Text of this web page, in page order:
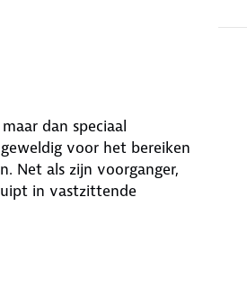
dan speciaal
voor het bereiken
Net als zijn voorganger,
in vastzittende